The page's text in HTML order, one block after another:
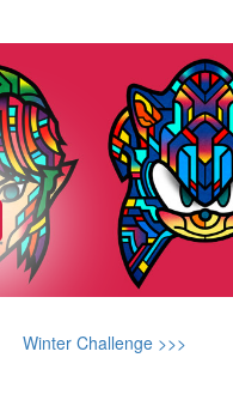
Winter Challenge >>>